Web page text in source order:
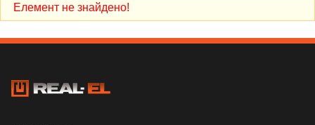
Елемент не знайдено!